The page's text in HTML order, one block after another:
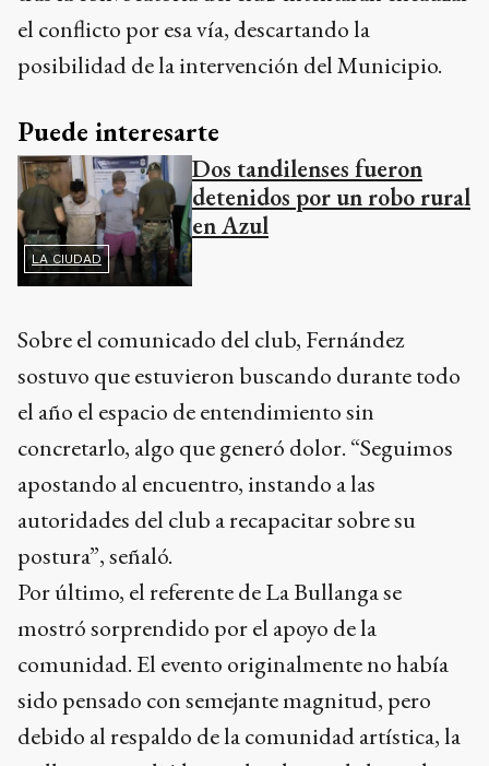
Puede interesarte
LA CIUDAD
Dos tandilenses fueron
detenidos por un robo rural
Sobre el comunicado del club, Fernández
sostuvo que estuvieron buscando durante todo
concretarlo, algo que generó dolor. “Seguimos
apostando al encuentro, instando a las
autoridades del club a recapacitar sobre su
postura”, señaló.
Por último, el referente de La Bullanga se
mostró sorprendido por el apoyo de la
comunidad. El evento originalmente no había
sido pensado con semejante magnitud, pero
debido al respaldo de la comunidad artística, la
grilla se extendió hasta altas horas de la noche.
Sobre el autor
El Eco de Tandil